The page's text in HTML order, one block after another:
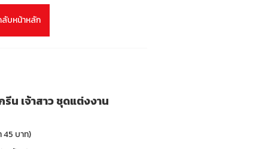
บหน้าหลัก
น เจ้าสาว ชุดแต่งงาน
45 บาท)